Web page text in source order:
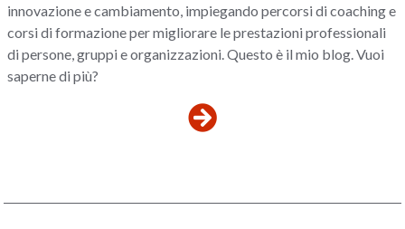
innovazione e cambiamento, impiegando percorsi di coaching e
corsi di formazione per migliorare le prestazioni professionali
di persone, gruppi e organizzazioni. Questo è il mio blog. Vuoi
saperne di più?